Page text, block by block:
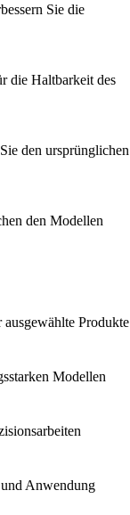
Sie die
die Haltbarkeit des
den ursprünglichen
den Modellen
Produkte
Modellen
Anwendung